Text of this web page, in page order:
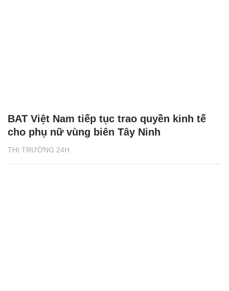
THỊ TRƯỜNG 24H
BAT Việt Nam tiếp tục trao quyền kinh tế
cho phụ nữ vùng biên Tây Ninh